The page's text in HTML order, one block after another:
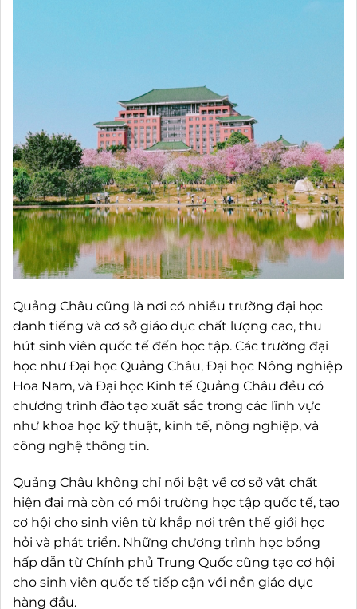
Quảng Châu cũng là nơi có nhiều trường đại học
danh tiếng và cơ sở giáo dục chất lượng cao, thu
hút sinh viên quốc tế đến học tập. Các trường đại
học như Đại học Quảng Châu, Đại học Nông nghiệp
Hoa Nam, và Đại học Kinh tế Quảng Châu đều có
chương trình đào tạo xuất sắc trong các lĩnh vực
như khoa học kỹ thuật, kinh tế, nông nghiệp, và
công nghệ thông tin.
Quảng Châu không chỉ nổi bật về cơ sở vật chất
hiện đại mà còn có môi trường học tập quốc tế, tạo
cơ hội cho sinh viên từ khắp nơi trên thế giới học
hỏi và phát triển. Những chương trình học bổng
hấp dẫn từ Chính phủ Trung Quốc cũng tạo cơ hội
cho sinh viên quốc tế tiếp cận với nền giáo dục
hàng đầu.